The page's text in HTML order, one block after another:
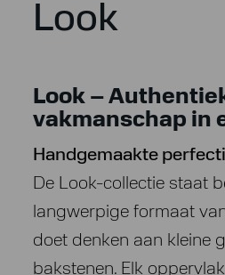
Look
Look –
vakmanschap in
Handgemaakte
De Look-collectie staat
langwerpige formaat
doet denken aan kleine
bakstenen. Elk